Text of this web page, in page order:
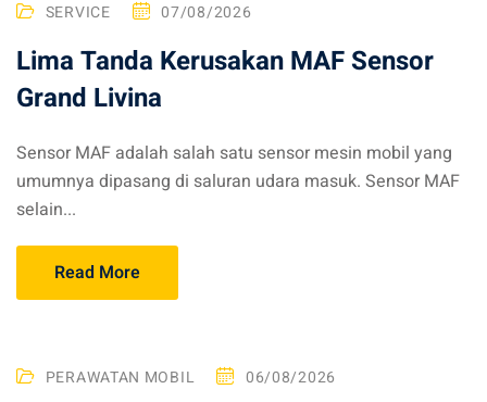
SERVICE 07/08/2026
Lima Tanda Kerusakan MAF Sensor
Grand Livina
Sensor MAF adalah salah satu sensor mesin mobil yang
umumnya dipasang di saluran udara masuk. Sensor MAF
selain...
Read More
PERAWATAN MOBIL 06/08/2026